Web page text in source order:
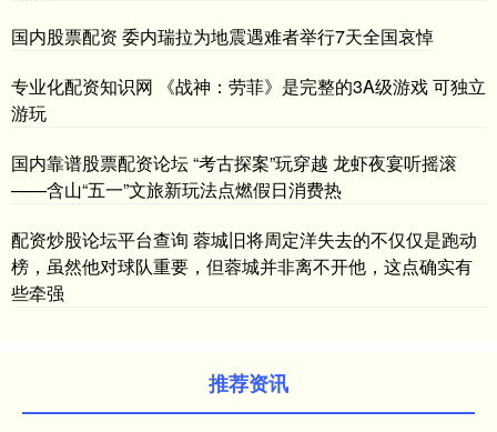
国内股票配资 委内瑞拉为地震遇难者举行7天全国哀悼
专业化配资知识网 《战神：劳菲》是完整的3A级游戏 可独立
游玩
国内靠谱股票配资论坛 “考古探案”玩穿越 龙虾夜宴听摇滚
——含山“五一”文旅新玩法点燃假日消费热
配资炒股论坛平台查询 蓉城旧将周定洋失去的不仅仅是跑动
榜，虽然他对球队重要，但蓉城并非离不开他，这点确实有
些牵强
推荐资讯